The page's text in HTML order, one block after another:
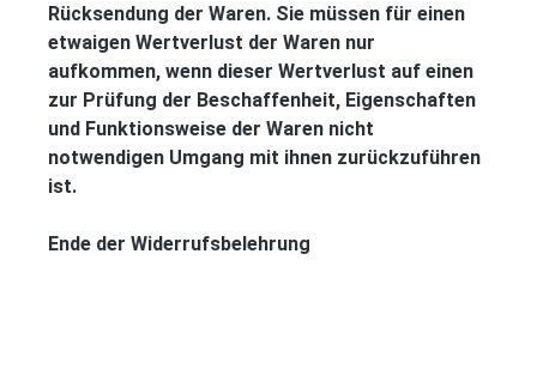
Rücksendung der Waren. Sie müssen für einen
etwaigen Wertverlust der Waren nur
aufkommen, wenn dieser Wertverlust auf einen
zur Prüfung der Beschaffenheit, Eigenschaften
und Funktionsweise der Waren nicht
notwendigen Umgang mit ihnen zurückzuführen
ist.
Ende der Widerrufsbelehrung